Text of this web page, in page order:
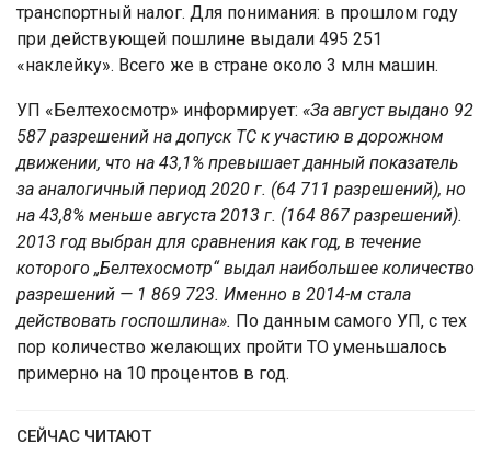
транспортный налог. Для понимания: в прошлом году
при действующей пошлине выдали 495 251
«наклейку». Всего же в стране около 3 млн машин.
УП «Белтехосмотр» информирует: «За август выдано 92
587 разрешений на допуск ТС к участию в дорожном
движении, что на 43,1% превышает данный показатель
за аналогичный период 2020 г. (64 711 разрешений), но
на 43,8% меньше августа 2013 г. (164 867 разрешений).
2013 год выбран для сравнения как год, в течение
которого „Белтехосмотр“ выдал наибольшее количество
разрешений — 1 869 723. Именно в 2014-м стала
действовать госпошлина». По данным самого УП, с тех
пор количество желающих пройти ТО уменьшалось
примерно на 10 процентов в год.
СЕЙЧАС ЧИТАЮТ